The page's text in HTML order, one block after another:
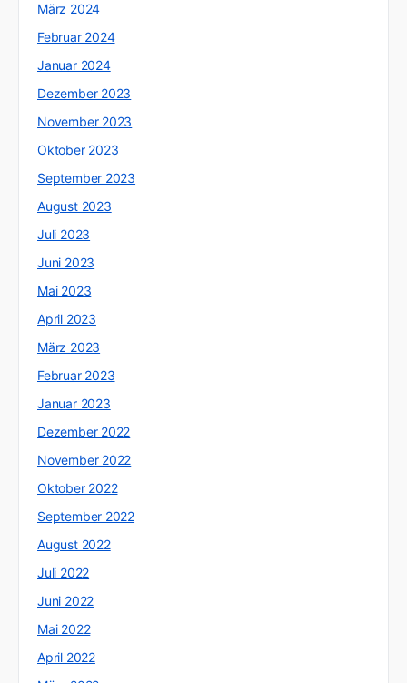
März 2024
Februar 2024
Januar 2024
Dezember 2023
November 2023
Oktober 2023
September 2023
August 2023
Juli 2023
Juni 2023
Mai 2023
April 2023
März 2023
Februar 2023
Januar 2023
Dezember 2022
November 2022
Oktober 2022
September 2022
August 2022
Juli 2022
Juni 2022
Mai 2022
April 2022